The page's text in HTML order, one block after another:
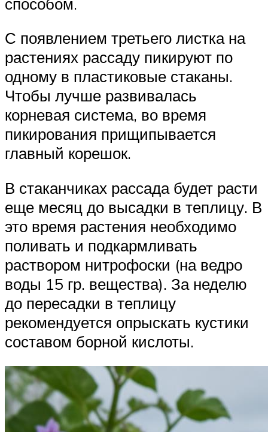
С появлением третьего листка на
растениях рассаду пикируют по
одному в пластиковые стаканы.
Чтобы лучше развивалась
корневая система, во время
пикирования прищипывается
главный корешок.
В стаканчиках рассада будет расти
еще месяц до высадки в теплицу. В
это время растения необходимо
поливать и подкармливать
раствором нитрофоски (на ведро
воды 15 гр. вещества). За неделю
до пересадки в теплицу
рекомендуется опрыскать кустики
составом борной кислоты.